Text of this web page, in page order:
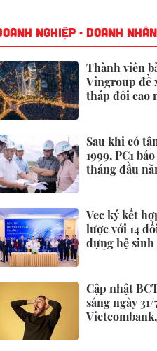
NGHIỆP - DOANH NHÂN
Thành viên
Vingroup đề
tháp đôi cao
Sau khi có
1999, PC1
tháng đầu
Vec ký kết
lược với 14
dựng hệ
Cập nhật
sáng ngày